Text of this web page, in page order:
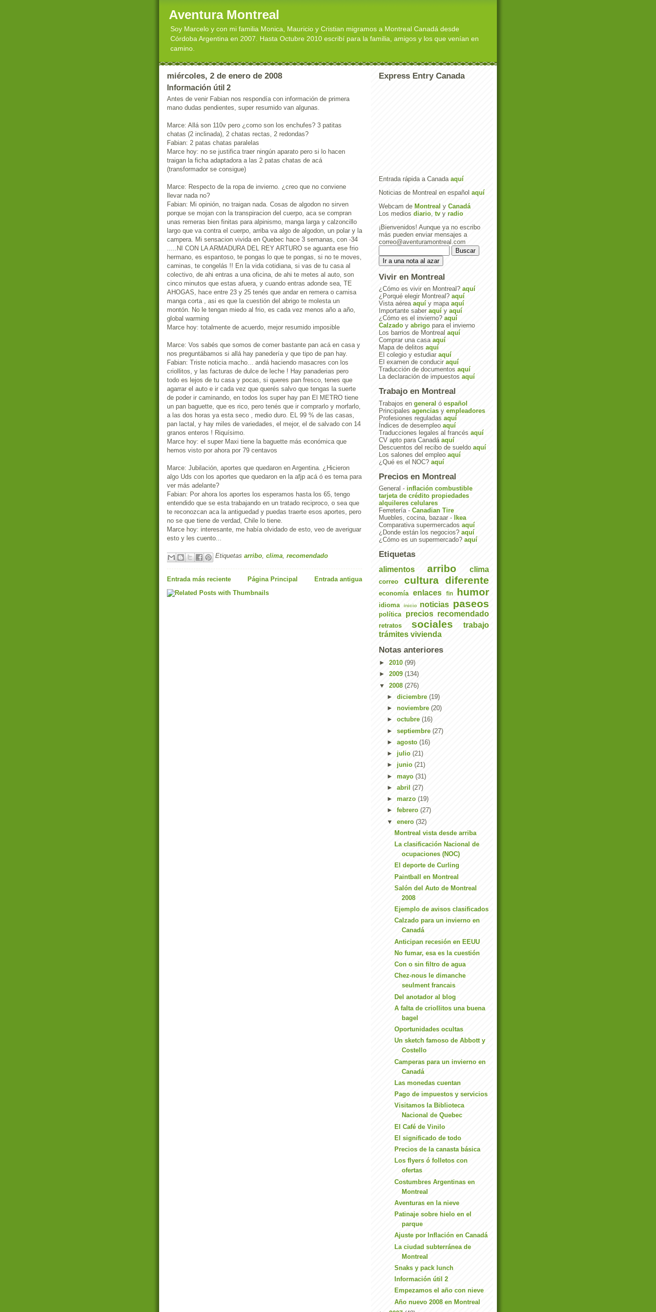
Aventura Montreal
Soy Marcelo y con mi familia Monica, Mauricio y Cristian migramos a Montreal Canadá desde
Córdoba Argentina en 2007. Hasta Octubre 2010 escribí para la familia, amigos y los que venían en
camino.
miércoles, 2 de enero de 2008
Información útil 2
Antes de venir Fabian nos respondía con información de primera
mano dudas pendientes, super resumido van algunas.
Marce: Allá son 110v pero ¿como son los enchufes? 3 patitas
chatas (2 inclinada), 2 chatas rectas, 2 redondas?
Fabian: 2 patas chatas paralelas
Marce hoy: no se justifica traer ningún aparato pero si lo hacen
traigan la ficha adaptadora a las 2 patas chatas de acá
(transformador se consigue)
Marce: Respecto de la ropa de invierno. ¿creo que no conviene
llevar nada no?
Fabian: Mi opinión, no traigan nada. Cosas de algodon no sirven
porque se mojan con la transpiracion del cuerpo, aca se compran
unas remeras bien finitas para alpinismo, manga larga y calzoncillo
largo que va contra el cuerpo, arriba va algo de algodon, un polar y la
campera. Mi sensacion vivida en Quebec hace 3 semanas, con -34
.....NI CON LA ARMADURA DEL REY ARTURO se aguanta ese frio
hermano, es espantoso, te pongas lo que te pongas, si no te moves,
caminas, te congelás !! En la vida cotidiana, si vas de tu casa al
colectivo, de ahi entras a una oficina, de ahi te metes al auto, son
cinco minutos que estas afuera, y cuando entras adonde sea, TE
AHOGAS, hace entre 23 y 25 tenés que andar en remera o camisa
manga corta , asi es que la cuestión del abrigo te molesta un
montón. No le tengan miedo al frio, es cada vez menos año a año,
global warming
Marce hoy: totalmente de acuerdo, mejor resumido imposible
Marce: Vos sabés que somos de comer bastante pan acá en casa y
nos preguntábamos si allá hay panedería y que tipo de pan hay.
Fabian: Triste noticia macho... andá haciendo masacres con los
criollitos, y las facturas de dulce de leche ! Hay panaderias pero
todo es lejos de tu casa y pocas, si queres pan fresco, tenes que
agarrar el auto e ir cada vez que querés salvo que tengas la suerte
de poder ir caminando, en todos los super hay pan El METRO tiene
un pan baguette, que es rico, pero tenés que ir comprarlo y morfarlo,
a las dos horas ya esta seco , medio duro. EL 99 % de las casas,
pan lactal, y hay miles de variedades, el mejor, el de salvado con 14
granos enteros ! Riquísimo.
Marce hoy: el super Maxi tiene la baguette más económica que
hemos visto por ahora por 79 centavos
Marce: Jubilación, aportes que quedaron en Argentina. ¿Hicieron
algo Uds con los aportes que quedaron en la afjp acá ó es tema para
ver más adelante?
Fabian: Por ahora los aportes los esperamos hasta los 65, tengo
entendido que se esta trabajando en un tratado reciproco, o sea que
te reconozcan aca la antiguedad y puedas traerte esos aportes, pero
no se que tiene de verdad, Chile lo tiene.
Marce hoy: interesante, me había olvidado de esto, veo de averiguar
esto y les cuento...
Etiquetas arribo, clima, recomendado
Entrada más reciente Entrada antigua
Página Principal
Express Entry Canada
Entrada rápida a Canada aquí
Noticias de Montreal en español aquí
Webcam de Montreal y Canadá
Los medios diario tv y radio
¡Bienvenidos! Aunque ya no escribo
más pueden enviar mensajes a
correo@aventuramontreal.com
Vivir en Montreal
¿Cómo es vivir en Montreal? aquí
¿Porqué elegir Montreal? aquí
Vista aérea aquí y mapa aquí
Importante saber aquí y aquí
¿Cómo es el invierno? aquí
Calzado y abrigo para el invierno
Los barrios de Montreal aquí
Comprar una casa aquí
Mapa de delitos aquí
El colegio y estudiar aquí
El examen de conducir aquí
Traducción de documentos aquí
La declaración de impuestos aquí
Trabajo en Montreal
Trabajos en general ó español
Principales agencias y empleadores
Profesiones reguladas aquí
Índices de desempleo aquí
Traducciones legales al francés aquí
CV apto para Canadá aquí
Descuentos del recibo de sueldo aquí
Los salones del empleo aquí
¿Qué es el NOC? aquí
Precios en Montreal
General - inflación combustible
tarjeta de crédito propiedades
alquileres celulares
Ferretería - Canadian Tire
Muebles, cocina, bazaar -
Ikea
Comparativa supermercados aquí
¿Donde están los negocios? aquí
¿Cómo es un supermercado? aquí
Etiquetas
alimentos arribo clima
correo cultura diferente
economía enlaces fin humor
idioma inicio noticias paseos
política precios recomendado
retratos sociales
trabajo
trámites vivienda
Notas anteriores
► 2010 (99)
► 2009 (134)
▼ 2008 (276)
► diciembre (19)
► noviembre (20)
► octubre (16)
► septiembre (27)
► agosto (16)
► julio (21)
► junio (21)
► mayo (31)
► abril (27)
► marzo (19)
► febrero (27)
▼ enero (32)
Montreal vista desde arriba
La clasificación Nacional de
ocupaciones (NOC)
El deporte de Curling
Paintball en Montreal
Salón del Auto de Montreal
2008
Ejemplo de avisos clasificados
Calzado para un invierno en
Canadá
Anticipan recesión en EEUU
No fumar, esa es la cuestión
Con o sin filtro de agua
Chez-nous le dimanche
seulment francais
Del anotador al blog
A falta de criollitos una buena
bagel
Oportunidades ocultas
Un sketch famoso de Abbott y
Costello
Camperas para un invierno en
Canadá
Las monedas cuentan
Pago de impuestos y servicios
Visitamos la Biblioteca
Nacional de Quebec
El Café de Vinilo
El significado de todo
Precios de la canasta básica
Los flyers ó folletos con
ofertas
Costumbres Argentinas en
Montreal
Aventuras en la nieve
Patinaje sobre hielo en el
parque
Ajuste por Inflación en Canadá
La ciudad subterránea de
Montreal
Snaks y pack lunch
Información útil 2
Empezamos el año con nieve
Año nuevo 2008 en Montreal